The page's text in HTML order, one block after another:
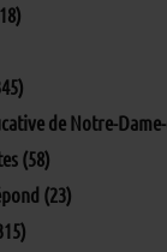
de Notre-Dame-
(58)
(23)